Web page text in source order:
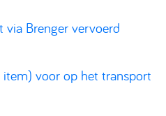
via Brenger vervoerd
voor op het transport